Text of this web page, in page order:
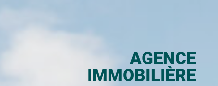
AGENCE
IMMOBILIÈRE